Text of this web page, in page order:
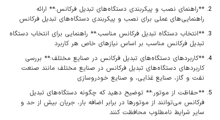
**راهنمای نصب و پیکربندی دستگاه‌های تبدیل فرکانس:** ارائه
راهنمایی‌های عملی برای نصب و پیکربندی دستگاه‌های تبدیل فرکانس
**انتخاب دستگاه تبدیل فرکانس مناسب:** راهنمایی برای انتخاب دستگاه
تبدیل فرکانس مناسب بر اساس نیازهای خاص هر کاربرد
**کاربردهای دستگاه‌های تبدیل فرکانس در صنایع مختلف:** بررسی
کاربردهای دستگاه‌های تبدیل فرکانس در صنایع مختلف مانند صنعت
نفت و گاز، صنایع غذایی، و صنایع خودروسازی
**حفاظت از موتور:** توضیح دهید که چگونه دستگاه‌های تبدیل
فرکانس می‌توانند از موتورها در برابر اضافه بار، جریان بیش از حد و
سایر شرایط نامطلوب محافظت کنند